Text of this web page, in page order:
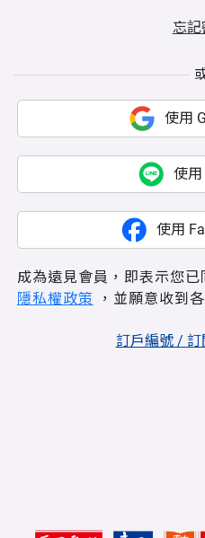
忘記
使用
使
使用
成為遠見會員，即表示您
隱私權政策 ，並願意收到
訂戶編號 /